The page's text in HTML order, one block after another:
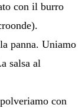
con il burro
panna. Uniamo
salsa al
con